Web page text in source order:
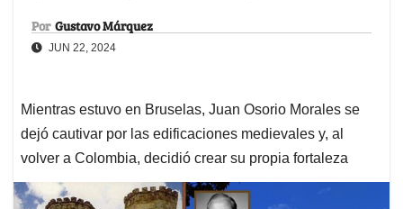
Por Gustavo Márquez
JUN 22, 2024
Mientras estuvo en Bruselas, Juan Osorio Morales se
dejó cautivar por las edificaciones medievales y, al
volver a Colombia, decidió crear su propia fortaleza